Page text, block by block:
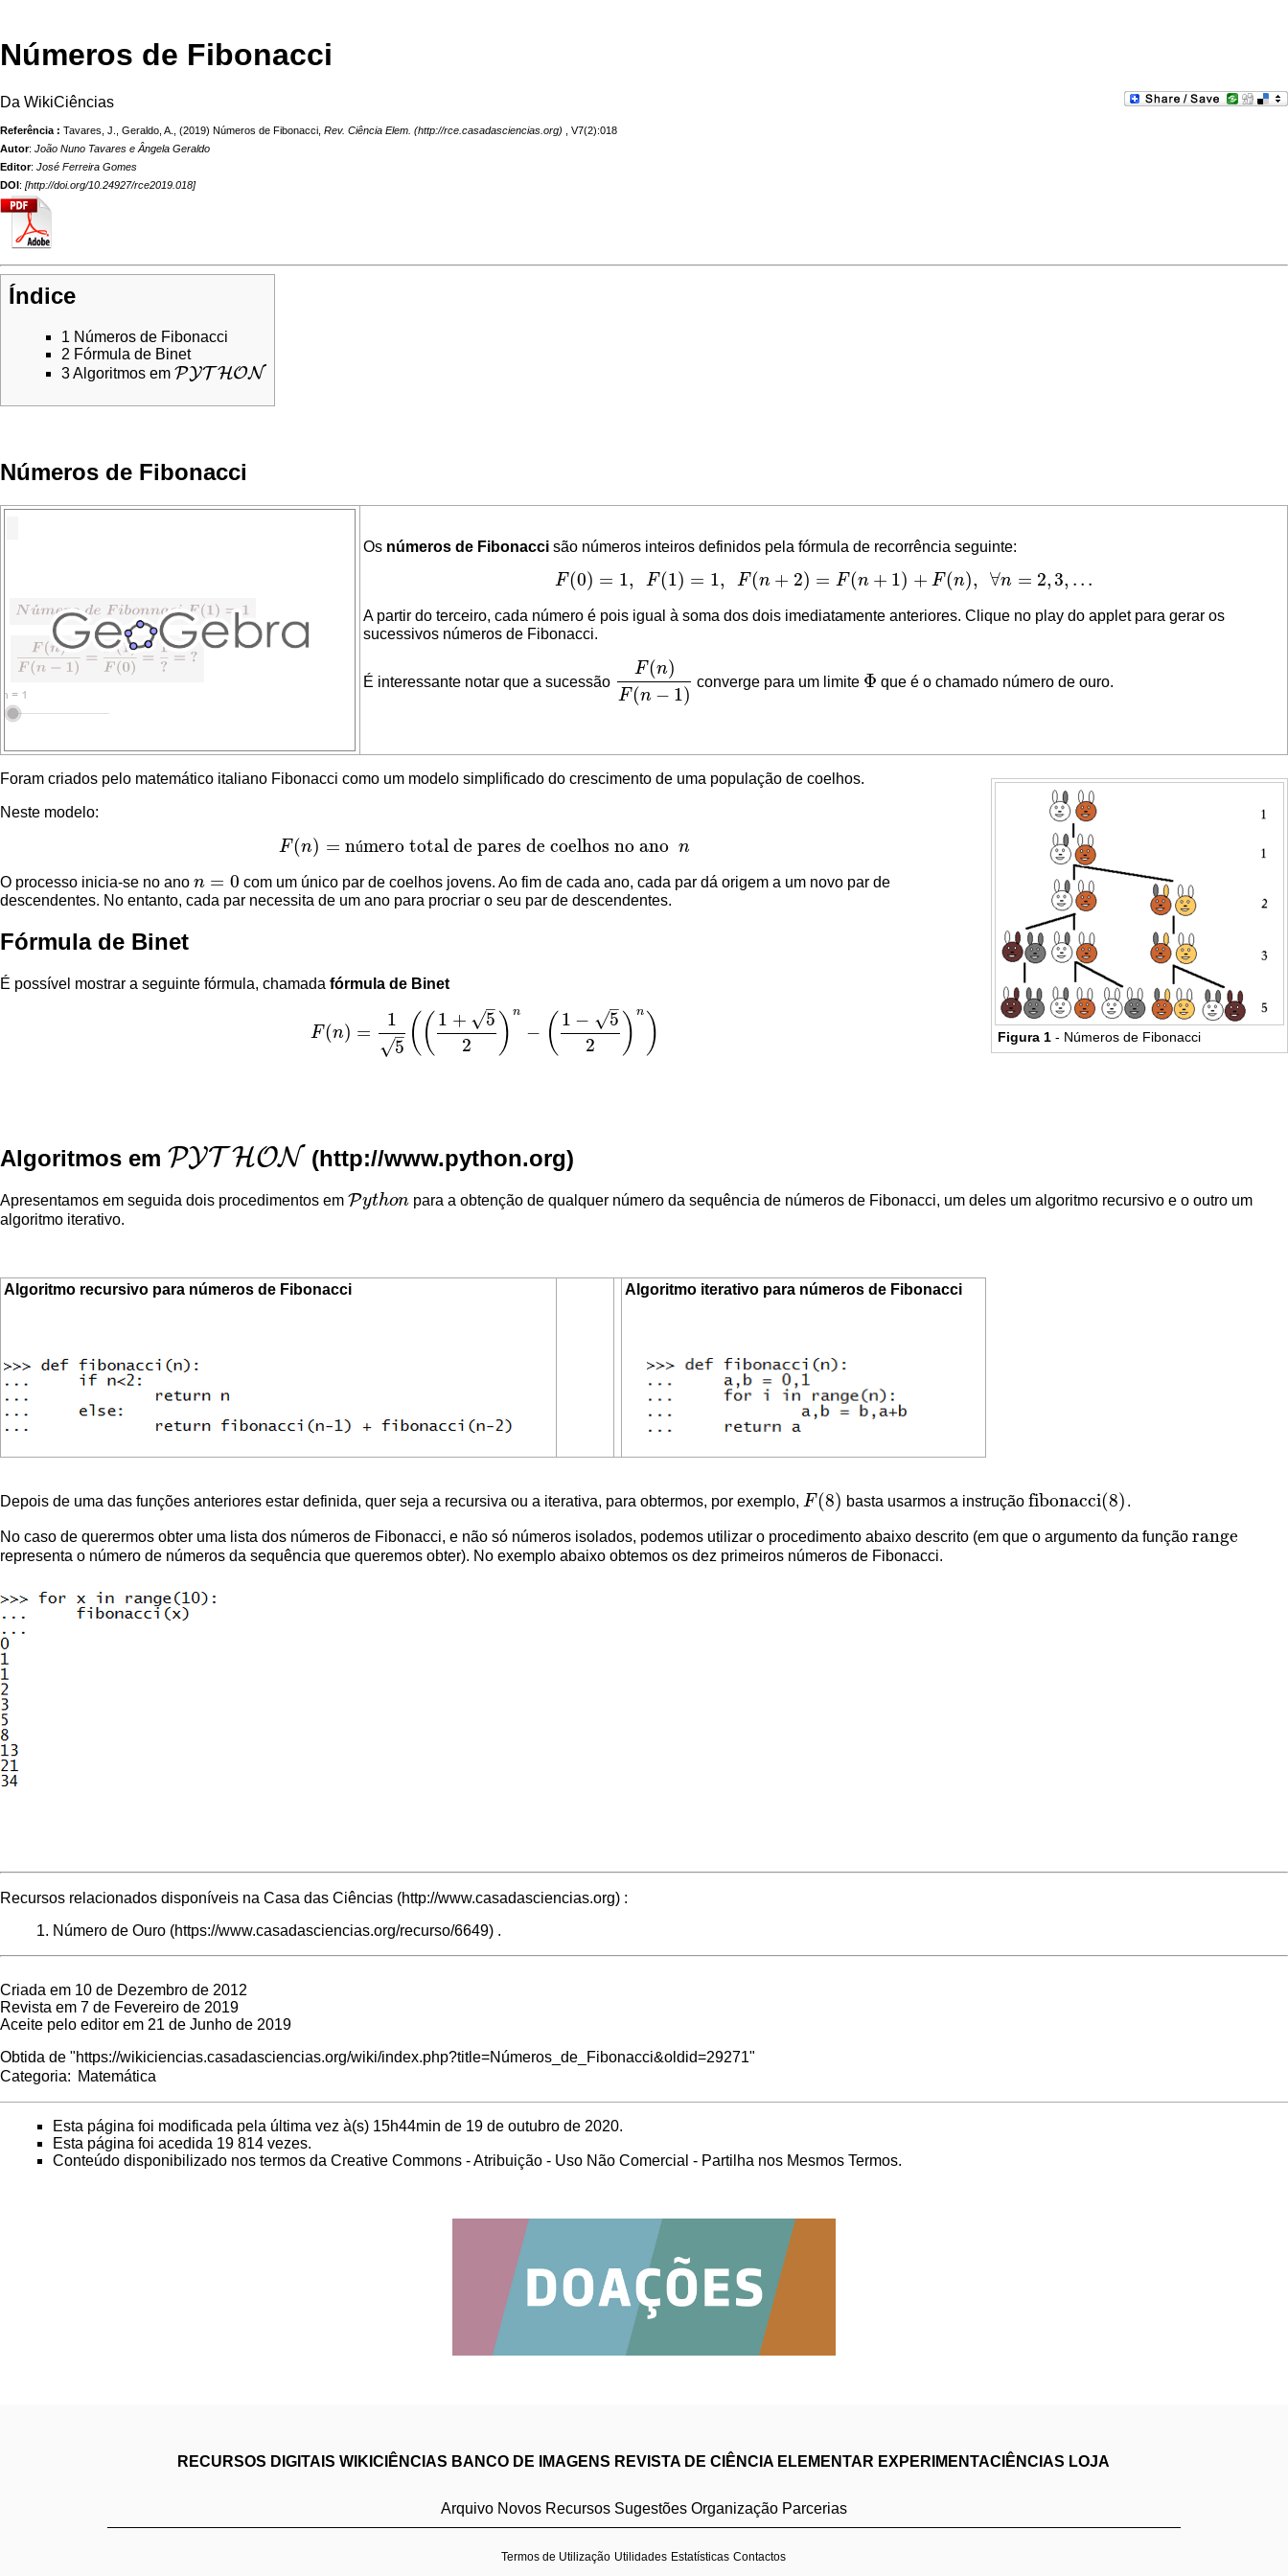
Números de Fibonacci
Da WikiCiências
Referência : Tavares, J., Geraldo, A., (2019) Números de Fibonacci, Rev. Ciência Elem.
, V7(2):018
Autor: João Nuno Tavares e Ângela Geraldo
Editor: José Ferreira Gomes
DOI: [http://doi.org/10.24927/rce2019.018]
Índice
1 Números de Fibonacci
2 Fórmula de Binet
3Algoritmos em PYT HON
PYTH ON
Números de Fibonacci
Os números de Fibonacci são números inteiros definidos pela fórmula de recorrência seguinte:
F (0) = 1, F (1) = 1, F(n + 2) = F (n + 1) + F (n), ∀n = 2, 3, . . .
F(0)=1 , F(1 =1, F (n +2 )=F n+1)+ F( n) , ∀n =2, 3,. ..
A partir do terceiro, cada número é pois igual à soma dos dois imediatamente anteriores. Clique no play do applet para gerar os
sucessivos números de Fibonacci.
É interessante notar que a sucessão
F(n)
F (n − 1)
F(n)F(n−1) converge para um limite Φ
Φ que é o chamado número de ouro.
Figura 1 - Números de Fibonacci
Foram criados pelo matemático italiano Fibonacci como um modelo simplificado do crescimento de uma população de coelhos.
Neste modelo:
F(n) = número total de pares de coelhos no ano n
F(n)=número total de pares de coelhos no ano n
O processo inicia-se no ano n = 0
n= 0
com um único par de coelhos jovens. Ao fim de cada ano, cada par dá origem a um novo par de
descendentes. No entanto, cada par necessita de um ano para procriar o seu par de descendentes.
Fórmula de Binet
É possível mostrar a seguinte fórmula, chamada fórmula de Binet
F (n) =
1
5
–
√ (( 1 + 5
–
√
2
) n
− ( 1 − 5
–
√
2
) n )
F(n)=1 5(( 1+52 )n − 1−52)n)
Algoritmos em PYT HON
PYTH ON
Apresentamos em seguida dois procedimentos em Python
Python
para a obtenção de qualquer número da sequência de números de Fibonacci, um deles um algoritmo recursivo e o outro um
algoritmo iterativo.
Algoritmo recursivo para números de Fibonacci Algoritmo iterativo para números de Fibonacci
Depois de uma das funções anteriores estar definida, quer seja a recursiva ou a iterativa, para obtermos, por exemplo, F (8)
F(8) basta usarmos a instruçãofibonacci(8)
fibonacci(8) .
No caso de querermos obter uma lista dos números de Fibonacci, e não só números isolados, podemos utilizar o procedimento abaixo descrito (em que o argumento da função range
range
representa o número de números da sequência que queremos obter). No exemplo abaixo obtemos os dez primeiros números de Fibonacci.
Recursos relacionados disponíveis na Casa das Ciências
:
Número de Ouro
.
Criada em 10 de Dezembro de 2012
Revista em 7 de Fevereiro de 2019
Aceite pelo editor em 21 de Junho de 2019
Obtida de "https://wikiciencias.casadasciencias.org/wiki/index.php?title=Números_de_Fibonacci&oldid=29271"
Categoria: Matemática
Esta página foi modificada pela última vez à(s) 15h44min de 19 de outubro de 2020.
Esta página foi acedida 19 814 vezes.
Conteúdo disponibilizado nos termos da Creative Commons - Atribuição - Uso Não Comercial - Partilha nos Mesmos Termos.
RECURSOS DIGITAIS WIKICIÊNCIAS BANCO DE IMAGENS REVISTA DE CIÊNCIA ELEMENTAR EXPERIMENTACIÊNCIAS LOJA
Arquivo Novos Recursos Sugestões Organização Parcerias
Termos de Utilização Utilidades Estatísticas Contactos